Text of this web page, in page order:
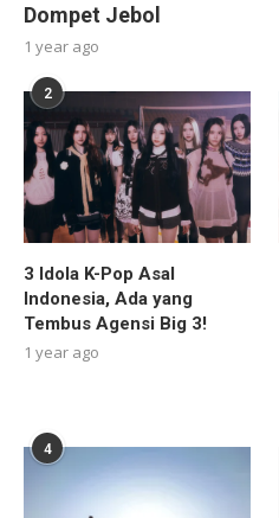
Dompet Jebol
1 year ago
2
3 Idola K-Pop Asal
Indonesia, Ada yang
Tembus Agensi Big 3!
1 year ago
4